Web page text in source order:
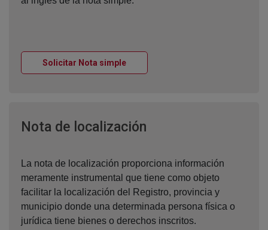
Solicitar Nota simpleVentana nueva
Nota de localización
La nota de localización proporciona información
meramente instrumental que tiene como objeto
facilitar la localización del Registro, provincia y
municipio donde una determinada persona física o
jurídica tiene bienes o derechos inscritos.